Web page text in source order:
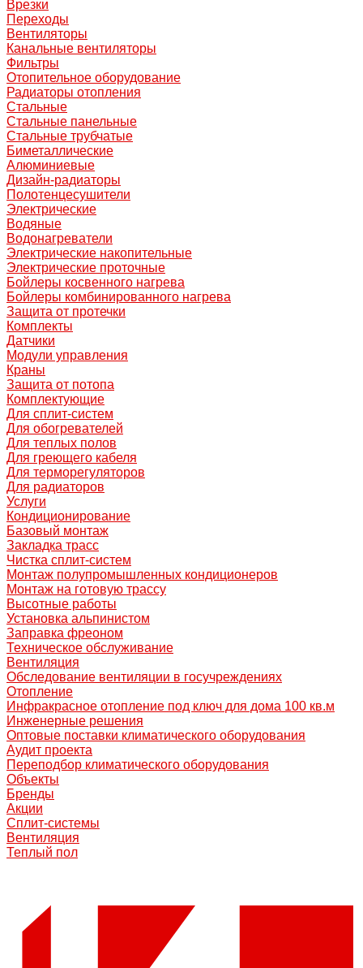
Врезки
Переходы
Вентиляторы
Канальные вентиляторы
Фильтры
Отопительное оборудование
Радиаторы отопления
Стальные
Стальные панельные
Стальные трубчатые
Биметаллические
Алюминиевые
Дизайн-радиаторы
Полотенцесушители
Электрические
Водяные
Водонагреватели
Электрические накопительные
Электрические проточные
Бойлеры косвенного нагрева
Бойлеры комбинированного нагрева
Защита от протечки
Комплекты
Датчики
Модули управления
Краны
Защита от потопа
Комплектующие
Для сплит-систем
Для обогревателей
Для теплых полов
Для греющего кабеля
Для терморегуляторов
Для радиаторов
Услуги
Кондиционирование
Базовый монтаж
Закладка трасс
Чистка сплит-систем
Монтаж полупромышленных кондиционеров
Монтаж на готовую трассу
Высотные работы
Установка альпинистом
Заправка фреоном
Техническое обслуживание
Вентиляция
Обследование вентиляции в госучреждениях
Отопление
Инфракрасное отопление под ключ для дома 100 кв.м
Инженерные решения
Оптовые поставки климатического оборудования
Аудит проекта
Переподбор климатического оборудования
Объекты
Бренды
Акции
Сплит-системы
Вентиляция
Теплый пол